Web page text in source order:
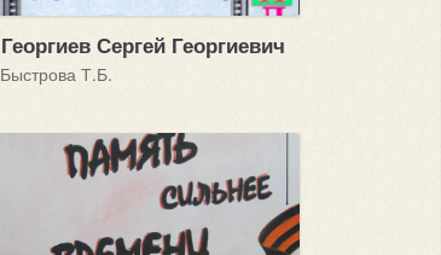
Георгиев Сергей Георгиевич
Быстрова Т.Б.